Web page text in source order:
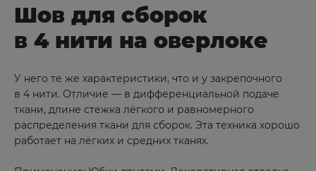
Шов для сборок
в 4 нити на оверлоке
У него те же характеристики, что и у закрепочного
в 4 нити. Отличие — в дифференциальной подаче
ткани, длине стежка лёгкого и равномерного
распределения ткани для сборок. Эта техника хорошо
работает на лёгких и средних тканях.
Брянск
Буйнакск
В
Великий Новгород